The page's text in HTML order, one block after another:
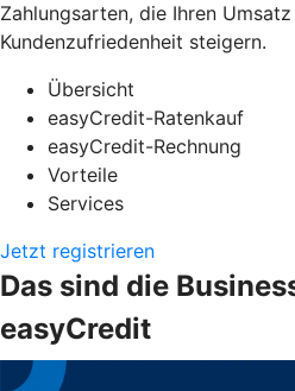
Zahlungsarten, die Ihren
Kundenzufriedenheit steigern.
Übersicht
easyCredit-Ratenkauf
easyCredit-Rechnung
Vorteile
Services
Jetzt registrieren
Das sind die
easyCredit